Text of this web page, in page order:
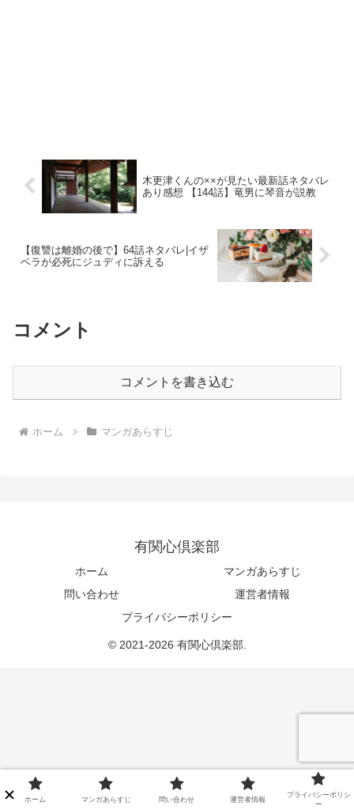
木更津くんの××が見たい最新話ネタバレ
あり感想 【144話】竜男に琴音が説教
【復讐は離婚の後で】64話ネタバレ|イザ
ベラが必死にジュディに訴える
コメント
コメントを書き込む
ホーム マンガあらすじ
有関心倶楽部
ホーム
マンガあらすじ
問い合わせ
運営者情報
プライバシーポリシー
© 2021-2026 有関心倶楽部.
ホーム マンガあらすじ 問い合わせ 運営者情報
プライバシーポリシ
ー